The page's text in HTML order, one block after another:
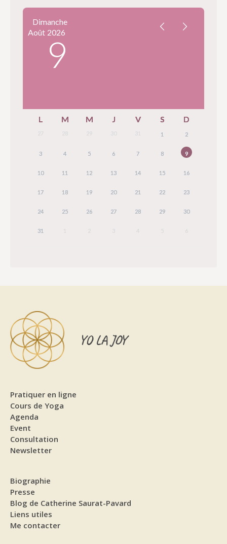
Dimanche
Août 2026
9
L M M J V S D
1 2
3 4 5 6 7 8 9
10 11 12 13 14 15 16
17 18 19 20 21 22 23
24 25 26 27 28 29 30
31
YO LA JOY
Pratiquer en ligne
Cours de Yoga
Agenda
Event
Consultation
Newsletter
Biographie
Presse
Blog de Catherine Saurat-Pavard
Liens utiles
Me contacter